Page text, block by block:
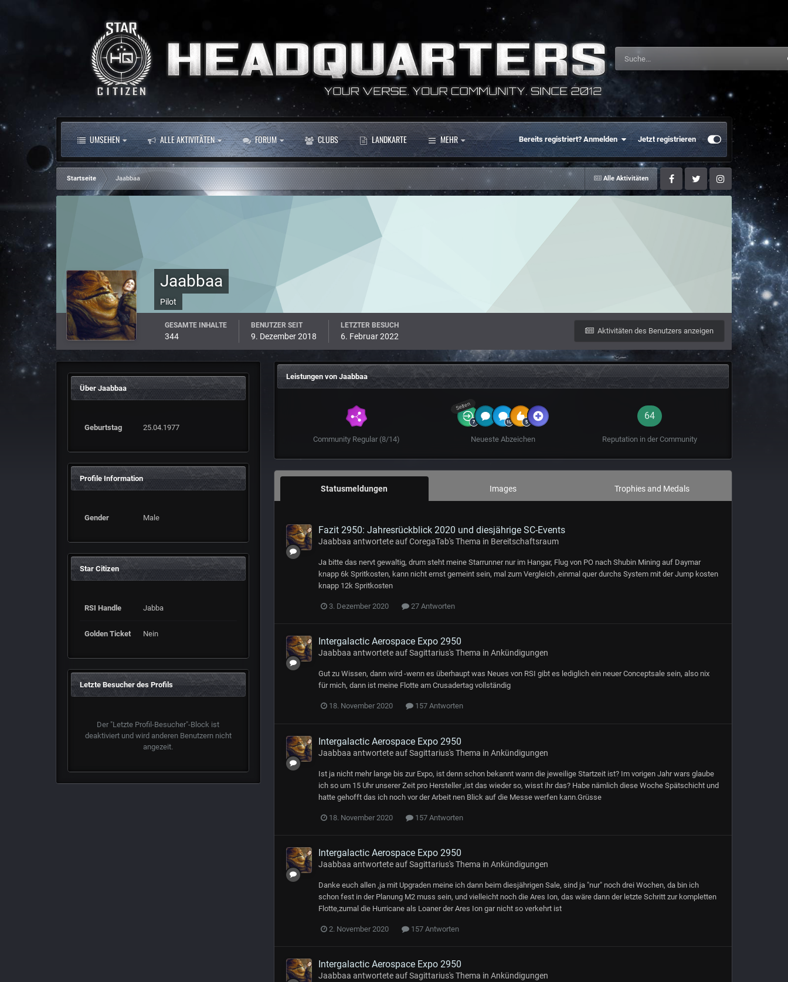
UMSEHEN ALLE AKTIVITÄTEN FORUM CLUBS LANDKARTE MEHR Bereits registriert? Anmelden Jetzt registrieren
Alle Aktivitäten
Startseite
Jaabbaa
FacebookTwitter Instagram
Jaabbaa
Pilot
Aktivitäten des Benutzers anzeigen
GESAMTE INHALTE
344
BENUTZER SEIT
9. Dezember 2018
LETZTER BESUCH
6. Februar 2022
Über Jaabbaa
Geburtstag 25.04.1977
Profile Information
Gender Male
Star Citizen
RSI Handle Jabba
Golden Ticket Nein
Letzte Besucher des Profils
Der "Letzte Profil-Besucher"-Block ist
deaktiviert und wird anderen Benutzern nicht
angezeit.
Leistungen von Jaabbaa
Community Regular (8/14)
Selten
Neueste Abzeichen
64
Reputation in der Community
Statusmeldungen Images Trophies and Medals
Fazit 2950: Jahresrückblick 2020 und diesjährige SC-Events
Jaabbaa antwortete aufCoregaTab's Thema in Bereitschaftsraum
Ja bitte das nervt gewaltig, drum steht meine Starrunner nur im Hangar, Flug von PO nach Shubin Mining auf Daymar
knapp 6k Spritkosten, kann nicht ernst gemeint sein, mal zum Vergleich ,einmal quer durchs System mit der Jump kosten
knapp 12k Spritkosten
3. Dezember 2020 27 Antworten
Intergalactic Aerospace Expo 2950
Jaabbaa antwortete aufSagittarius's Thema in Ankündigungen
Gut zu Wissen, dann wird -wenn es überhaupt was Neues von RSI gibt es lediglich ein neuer Conceptsale sein, also nix
für mich, dann ist meine Flotte am Crusadertag vollständig
18. November 2020 157 Antworten
Intergalactic Aerospace Expo 2950
Jaabbaa antwortete aufSagittarius's Thema in Ankündigungen
Ist ja nicht mehr lange bis zur Expo, ist denn schon bekannt wann die jeweilige Startzeit ist? Im vorigen Jahr wars glaube
ich so um 15 Uhr unserer Zeit pro Hersteller ,ist das wieder so, wisst ihr das? Habe nämlich diese Woche Spätschicht und
hatte gehofft das ich noch vor der Arbeit nen Blick auf die Messe werfen kann.Grüsse
18. November 2020 157 Antworten
Intergalactic Aerospace Expo 2950
Jaabbaa antwortete aufSagittarius's Thema in Ankündigungen
Danke euch allen ,ja mit Upgraden meine ich dann beim diesjährigen Sale, sind ja "nur" noch drei Wochen, da bin ich
schon fest in der Planung M2 muss sein, und vielleicht noch die Ares Ion, das wäre dann der letzte Schritt zur kompletten
Flotte,zumal die Hurricane als Loaner der Ares Ion gar nicht so verkehrt ist
2. November 2020 157 Antworten
Intergalactic Aerospace Expo 2950
Jaabbaa antwortete aufSagittarius's Thema in Ankündigungen